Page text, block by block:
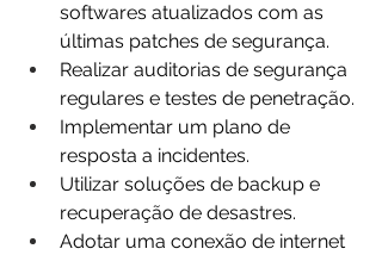
softwares atualizados com as
últimas patches de segurança.
Realizar auditorias de segurança
regulares e testes de penetração.
Implementar um plano de
resposta a incidentes.
Utilizar soluções de backup e
recuperação de desastres.
Adotar uma conexão de internet